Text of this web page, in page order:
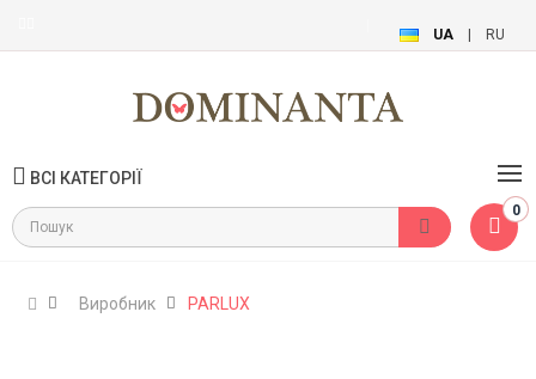
UA RU
ВСІ КАТЕГОРІЇ
0
Виробник PARLUX